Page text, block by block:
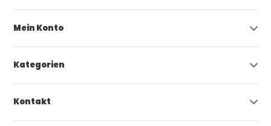
Mein Konto
Kategorien
Kontakt